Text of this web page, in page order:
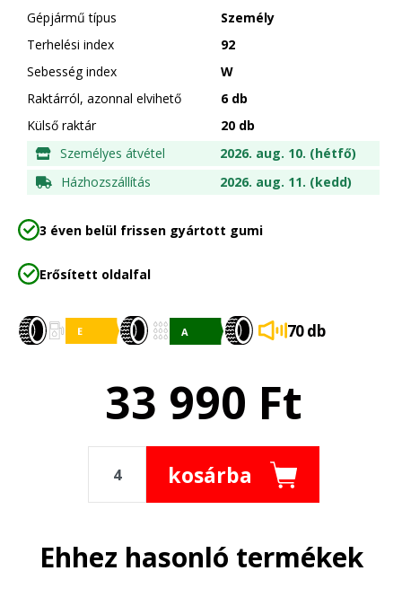
Gépjármű típus
Személy
Terhelési index
92
Sebesség index
W
Raktárról, azonnal elvihető
6 db
Külső raktár
20 db
Személyes átvétel
2026. aug. 10. (hétfő)
Házhozszállítás
2026. aug. 11. (kedd)
3 éven belül frissen gyártott gumi
Erősített oldalfal
70 db
33 990 Ft
kosárba
Ehhez hasonló termékek